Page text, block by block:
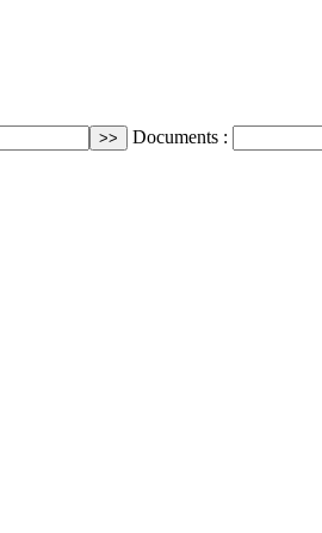
Documents :